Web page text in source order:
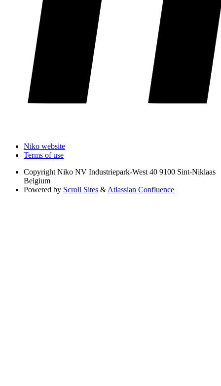
Niko website
Terms of use
Copyright Niko NV Industriepark-West 40 9100 Sint-Niklaas
Belgium
Powered by Scroll Sites & Atlassian Confluence